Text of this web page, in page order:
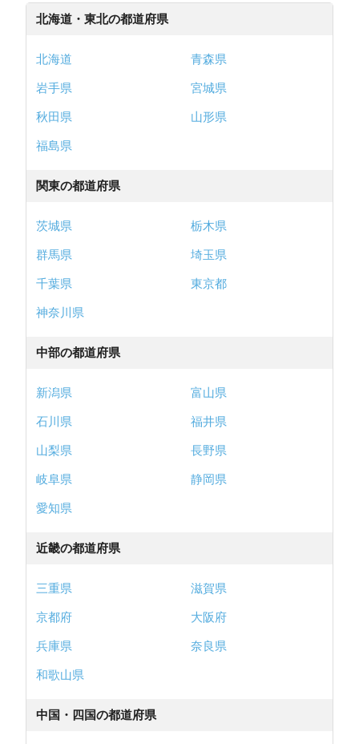
北海道・東北の都道府県
北海道
青森県
岩手県
宮城県
秋田県
山形県
福島県
関東の都道府県
茨城県
栃木県
群馬県
埼玉県
千葉県
東京都
神奈川県
中部の都道府県
新潟県
富山県
石川県
福井県
山梨県
長野県
岐阜県
静岡県
愛知県
近畿の都道府県
三重県
滋賀県
京都府
大阪府
兵庫県
奈良県
和歌山県
中国・四国の都道府県